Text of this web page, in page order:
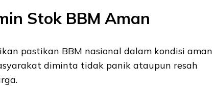
Stok BBM Aman
pastikan BBM nasional dalam kondisi aman
diminta tidak panik ataupun resah